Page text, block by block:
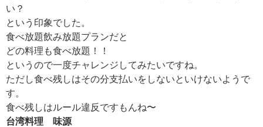
い？
という印象でした。
食べ放題飲み放題プランだと
どの料理も食べ放題！！
というので一度チャレンジしてみたいですね。
ただし食べ残しはその分支払いをしないといけないようで
す。
食べ残しはルール違反ですもんね〜
台湾料理 味源